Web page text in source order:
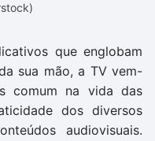
que englobam
sua mão, a TV vem-
comum na vida das
dos diversos
audiovisuais.